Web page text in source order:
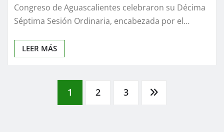
Congreso de Aguascalientes celebraron su Décima
Séptima Sesión Ordinaria, encabezada por el…
LEER MÁS
Paginación
1 2 3